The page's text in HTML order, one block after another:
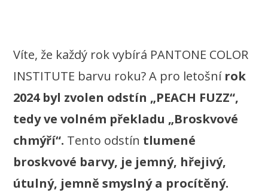
Víte, že každý rok vybírá PANTONE COLOR
INSTITUTE barvu roku? A pro letošní rok
2024 byl zvolen odstín „PEACH FUZZ“,
tedy ve volném překladu „Broskvové
chmýří“. Tento odstín tlumené
broskvové barvy, je jemný, hřejivý,
útulný, jemně smyslný a procítěný.